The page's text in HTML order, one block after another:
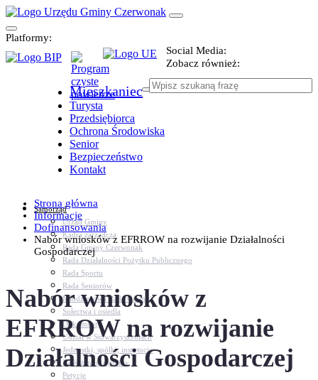
Platformy:
Social Media:
Zobacz również:
Mieszkaniec
Turysta
Przedsiębiorca
Ochrona Środowiska
Senior
Bezpieczeństwo
Kontakt
Samorząd
Urząd Gminy
Kadra zarządcza
Rada Gminy Czerwonak
Rada Działalności Pożytku Publicznego
Rada Sportu
Rada Seniorów
Młodzieżowa Rada Gminy
Sołectwa i osiedla
Dokumenty
Udział w Stowarzyszeniach
Jednostki, spółki, instytucje
Zasłużeni dla gminy
Petycje
Strona główna
Informacje
Dofinansowania
Nabór wniosków z EFRROW na rozwijanie Działalności
Gospodarczej
Nabór wniosków z
EFRROW na rozwijanie
Działalności Gospodarczej